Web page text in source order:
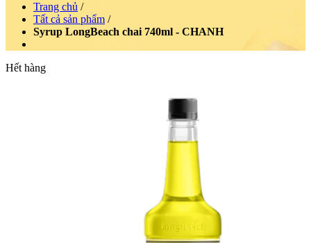
Trang chủ /
Tất cả sản phẩm /
Syrup LongBeach chai 740ml - CHANH
Hết hàng